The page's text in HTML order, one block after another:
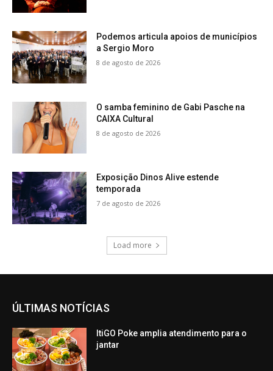
Podemos articula apoios de municípios
a Sergio Moro
8 de agosto de 2026
O samba feminino de Gabi Pasche na
CAIXA Cultural
8 de agosto de 2026
Exposição Dinos Alive estende
temporada
7 de agosto de 2026
Load more
ÚLTIMAS NOTÍCIAS
ItiGO Poke amplia atendimento para o
jantar